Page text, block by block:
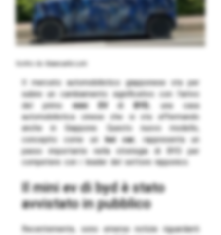
Scritto da Giancarlo Loti
Il mercato automobilistico giapponese sta per
subire un cambiamento significativo con l’arrivo
del primomini EV diBYD , una casa
automobilistica cinese che si sta affermando
anche in Giappone. Questo nuovo modello,
concepito come unkei car , rappresenta un
passo importante nella strategia di BYD per
competere con i leader del settore nipponico.
il mini ev di byd è stato
avvistato in pubblico
Recentemente, sono emerse notizie riguardanti